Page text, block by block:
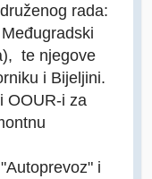
rada:
te njegove
i Bijeljini.
OOUR-i za
i